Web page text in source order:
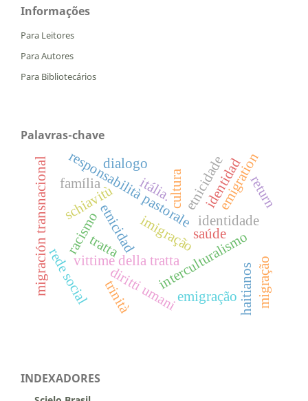
Informações
Para Leitores
Para Autores
Para Bibliotecários
Palavras-chave
tratta
vittime della tratta
diritti umani
schiavitù
responsabilità pastorale identidade
cultura etnicidade
imigração
família
rede social interculturalismo
etnicidad
migración transnacional identidad
haitianos
racismo
dialogo
trinità migração
emigração
saúde
emigrationreturn
itália.
INDEXADORES